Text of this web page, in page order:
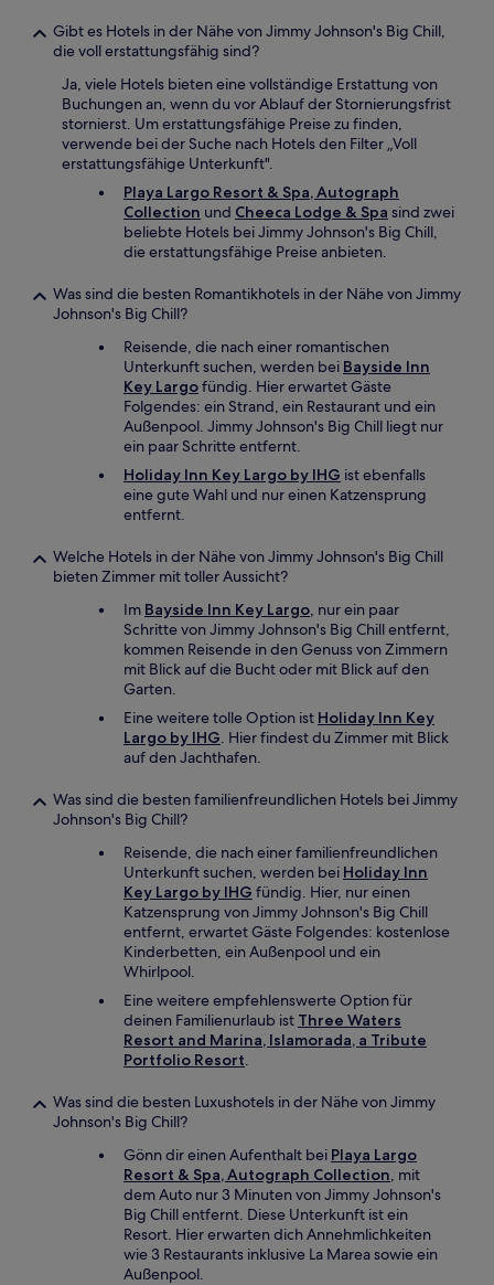
Gibt es Hotels in der Nähe von Jimmy Johnson's Big Chill,
die voll erstattungsfähig sind?
Ja, viele Hotels bieten eine vollständige Erstattung von
Buchungen an, wenn du vor Ablauf der Stornierungsfrist
stornierst. Um erstattungsfähige Preise zu finden,
verwende bei der Suche nach Hotels den Filter „Voll
erstattungsfähige Unterkunft".
Playa Largo Resort & Spa, Autograph
Collection und Cheeca Lodge & Spa sind zwei
beliebte Hotels bei Jimmy Johnson's Big Chill,
die erstattungsfähige Preise anbieten.
Was sind die besten Romantikhotels in der Nähe von Jimmy
Johnson's Big Chill?
Reisende, die nach einer romantischen
Unterkunft suchen, werden bei Bayside Inn
Key Largofündig. Hier erwartet Gäste
Folgendes: ein Strand, ein Restaurant und ein
Außenpool. Jimmy Johnson's Big Chill liegt nur
ein paar Schritte entfernt.
Holiday Inn Key Largo by IHG ist ebenfalls
eine gute Wahl und nur einen Katzensprung
entfernt.
Welche Hotels in der Nähe von Jimmy Johnson's Big Chill
bieten Zimmer mit toller Aussicht?
Im Bayside Inn Key Largo, nur ein paar
Schritte von Jimmy Johnson's Big Chill entfernt,
kommen Reisende in den Genuss von Zimmern
mit Blick auf die Bucht oder mit Blick auf den
Garten.
Eine weitere tolle Option ist Holiday Inn Key
Largo by IHG. Hier findest du Zimmer mit Blick
auf den Jachthafen.
Was sind die besten familienfreundlichen Hotels bei Jimmy
Johnson's Big Chill?
Reisende, die nach einer familienfreundlichen
Unterkunft suchen, werden bei Holiday Inn
Key Largo by IHG fündig. Hier, nur einen
Katzensprung von Jimmy Johnson's Big Chill
entfernt, erwartet Gäste Folgendes: kostenlose
Kinderbetten, ein Außenpool und ein
Whirlpool.
Eine weitere empfehlenswerte Option für
deinen Familienurlaub ist Three Waters
Resort and Marina, Islamorada, a Tribute
Portfolio Resort.
Was sind die besten Luxushotels in der Nähe von Jimmy
Johnson's Big Chill?
Gönn dir einen Aufenthalt bei Playa Largo
Resort & Spa, Autograph Collection, mit
dem Auto nur 3 Minuten von Jimmy Johnson's
Big Chill entfernt. Diese Unterkunft ist ein
Resort. Hier erwarten dich Annehmlichkeiten
wie 3 Restaurants inklusive La Marea sowie ein
Außenpool.